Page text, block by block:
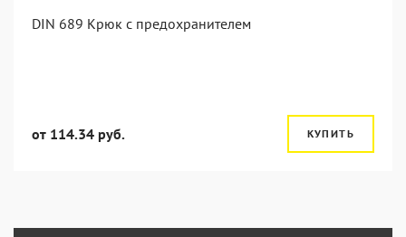
DIN 689 Крюк с предохранителем
от 114.34 руб. КУПИТЬ